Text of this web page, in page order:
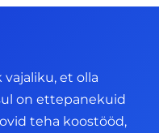
et olla
on ettepanekuid
teha koostööd,